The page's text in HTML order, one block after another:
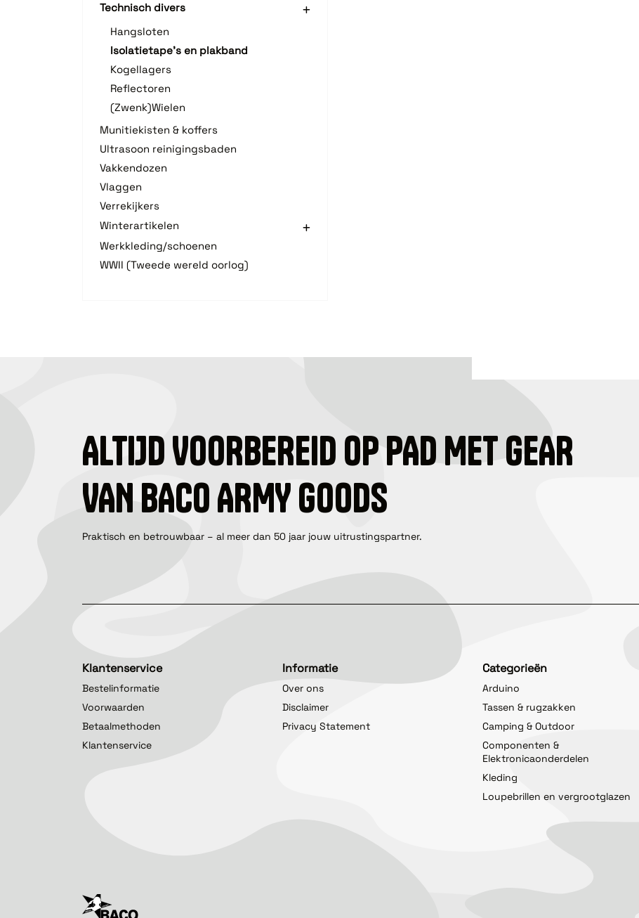
Technisch divers
Hangsloten
Isolatietape's en plakband
Kogellagers
Reflectoren
(Zwenk)Wielen
Munitiekisten & koffers
Ultrasoon reinigingsbaden
Vakkendozen
Vlaggen
Verrekijkers
Winterartikelen
Werkkleding/schoenen
WWII (Tweede wereld oorlog)
ALTIJD VOORBEREID OP PAD MET GEAR
VAN BACO ARMY GOODS
Praktisch en betrouwbaar – al meer dan 50 jaar jouw uitrustingspartner.
Klantenservice
Bestelinformatie
Voorwaarden
Betaalmethoden
Klantenservice
Informatie
Over ons
Disclaimer
Privacy Statement
Categorieën
Arduino
Tassen & rugzakken
Camping & Outdoor
Componenten &
Elektronicaonderdelen
Kleding
Loupebrillen en vergrootglazen